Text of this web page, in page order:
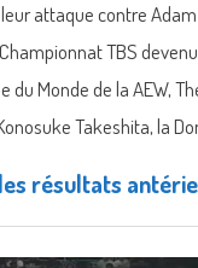
attaque contre
TBS
du Monde de la AEW,
Takeshita, la
résultats